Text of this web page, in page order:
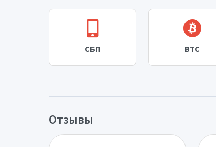
СБП BTC
Отзывы